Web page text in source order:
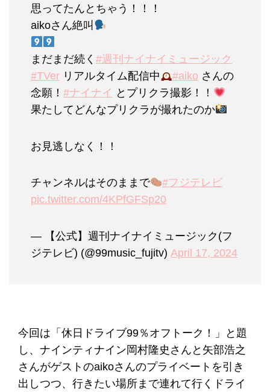
思ってたんとちゃう！！！
aikoさん絶叫
まだまだ続く #週刊ナイナイミュージック
#TVer リアルタイム配信中 #aiko さんの
念願！ #ナイナイ とプリクラ撮影！！
果たしてどんなプリクラが撮れたのか
お見逃しなく！！
チャンネルはそのままで
#フジテレビ
pic.twitter.com/4KPfGFSp20
— 【公式】週刊ナイナイミュージック(フ
ジテレビ) (@99music_fujitv) April 17, 2024
今回は「休日ドライブ99％オフトーク！」と題
し、ナインティナイン岡村隆史さんと矢部浩之
さんがゲストのaikoさんのプライベートを引き
出しつつ、行きたい場所まで連れて行くドライ